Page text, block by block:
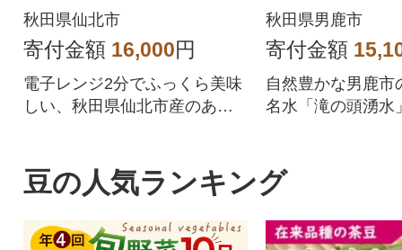
-010801
秋田県仙北市
寄付金額 16,000円
電子レンジ2分でふっくら美味
しい、秋田県仙北市産のあき
家事の時短や、災害時の非常
食や保存食としても大変便利
です。
3_aks-014801
秋田県男鹿市
寄付金額
自然豊かな男鹿市
名水「滝の頭湧水
忙しい時や一人暮
に、また、防災時
してもご利用いた
豆の人気ランキング